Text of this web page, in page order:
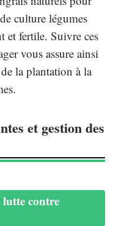
culture légumes
et fertile. Suivre ces
vous assure ainsi
la plantation à la
et gestion des
contre